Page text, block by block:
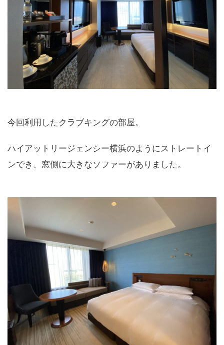
今回利用したクラブキングの部屋。
ハイアットリージェンシー横浜のようにストレートイ
ンでき、窓側に大きなソファーがありました。